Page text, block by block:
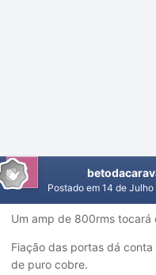
Postado em 14 de
Um amp de 800rms tocará
Fiação das portas dá
de puro cobre.